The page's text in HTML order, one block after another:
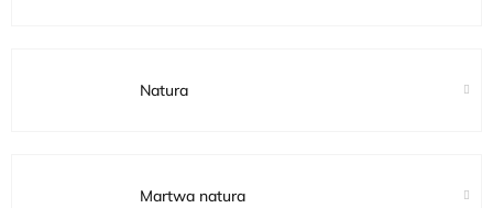
Natura
Martwa natura